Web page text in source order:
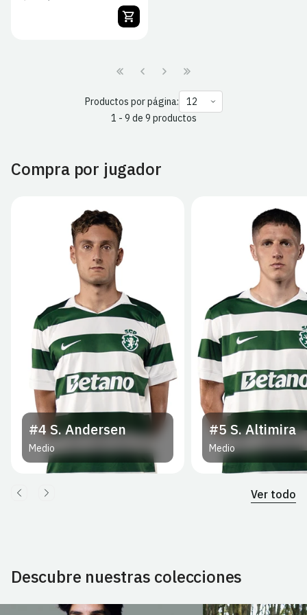
Productos por página:
1 - 9 de 9 productos
Compra por jugador
#4S. Andersen
Medio
#5S. Altimira
Medio
Ver todo
Descubre nuestras colecciones